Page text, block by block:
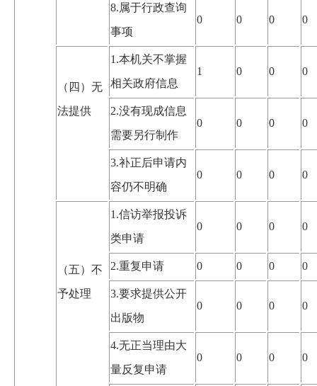
8.属于行政查询
事项
0 0 0 0
（四）无
法提供
1.本机关不掌握
相关政府信息
1 0 0 0
2.没有现成信息
需要另行制作
0 0 0 0
3.补正后申请内
容仍不明确
0 0 0 0
（五）不
予处理
1.信访举报投诉
类申请
0 0 0 0
2.重复申请 0 0 0 0
3.要求提供公开
出版物
0 0 0 0
4.无正当理由大
量反复申请
0 0 0 0